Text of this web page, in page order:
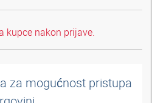
kupce nakon prijave.
za mogućnost pristupa